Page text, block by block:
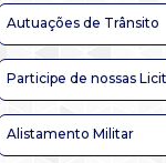
Autuações de Trânsito
Participe de nossas
Alistamento Militar